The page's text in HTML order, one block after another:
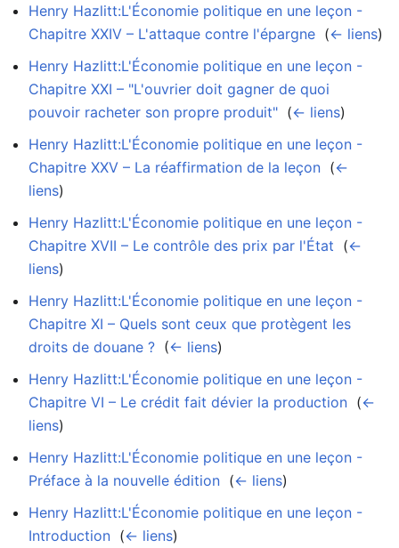
Henry Hazlitt:L'Économie politique en une leçon -
Chapitre XXIV – L'attaque contre l'épargne (← liens)
Henry Hazlitt:L'Économie politique en une leçon -
Chapitre XXI – "L'ouvrier doit gagner de quoi
pouvoir racheter son propre produit" (← liens)
Henry Hazlitt:L'Économie politique en une leçon -
Chapitre XXV – La réaffirmation de la leçon (←
liens)
Henry Hazlitt:L'Économie politique en une leçon -
Chapitre XVII – Le contrôle des prix par l'État (←
liens)
Henry Hazlitt:L'Économie politique en une leçon -
Chapitre XI – Quels sont ceux que protègent les
droits de douane ? (← liens)
Henry Hazlitt:L'Économie politique en une leçon -
Chapitre VI – Le crédit fait dévier la production (←
liens)
Henry Hazlitt:L'Économie politique en une leçon -
Préface à la nouvelle édition (← liens)
Henry Hazlitt:L'Économie politique en une leçon -
Introduction (← liens)